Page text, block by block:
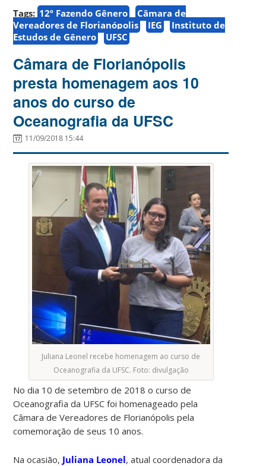
Tags: 12º Fazendo Gênero
Câmara de
Vereadores de Florianópolis
IEG
Instituto de
Estudos de Gênero
UFSC
Câmara de Florianópolis
presta homenagem aos 10
anos do curso de
Oceanografia da UFSC
11/09/2018 15:44
Juliana Leonel recebe homenagem ao curso de
Oceanografia da UFSC. Foto: divulgação
No dia 10 de setembro de 2018 o curso de
Oceanografia da UFSC foi homenageado pela
Câmara de Vereadores de Florianópolis pela
comemoração de seus 10 anos.
Na ocasião, Juliana Leonel, atual coordenadora da